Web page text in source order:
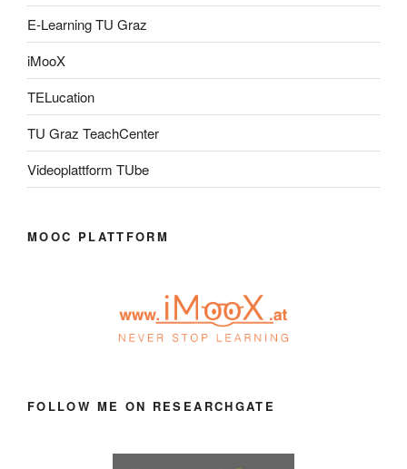
E-Learning TU Graz
iMooX
TELucation
TU Graz TeachCenter
Videoplattform TUbe
MOOC PLATTFORM
FOLLOW ME ON RESEARCHGATE